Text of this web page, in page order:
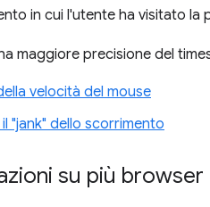
in cui l'utente ha visitato la
maggiore precisione del
velocità del mouse
"jank" dello scorrimento
su più browser